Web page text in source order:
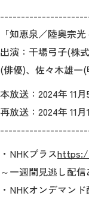
生涯学習・社会
入試情報サ
2026年9月入
「知恵泉／陸奥宗
出演：干場弓子(株
(俳優)、佐々木雄一
本放送：2024年 11
再放送：2024年 11
・NHKプラス
～一週間見逃し配信
・NHKオンデマン